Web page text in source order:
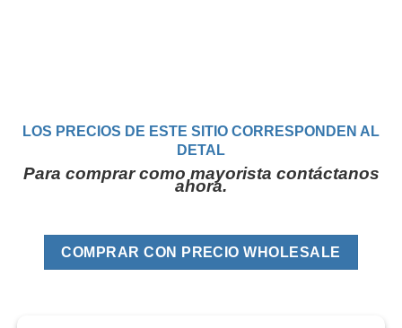
LOS PRECIOS DE ESTE SITIO CORRESPONDEN AL
DETAL
Para comprar como mayorista contáctanos
ahora.
COMPRAR CON PRECIO WHOLESALE